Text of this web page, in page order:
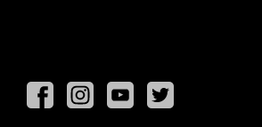
InstagramYouTubeTwitter